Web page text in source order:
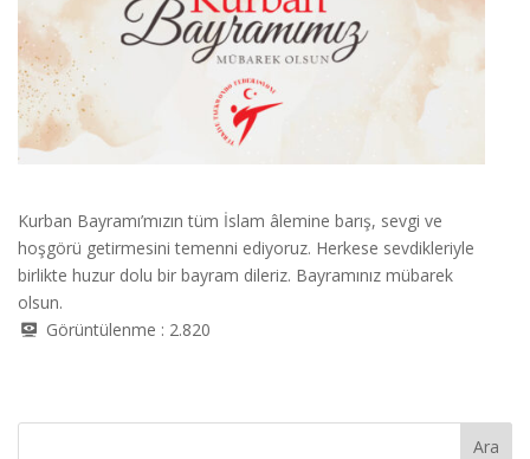
Kurban Bayramı’mızın tüm İslam âlemine barış, sevgi ve
hoşgörü getirmesini temenni ediyoruz. Herkese sevdikleriyle
birlikte huzur dolu bir bayram dileriz. Bayramınız mübarek
olsun.
Görüntülenme : 2.820